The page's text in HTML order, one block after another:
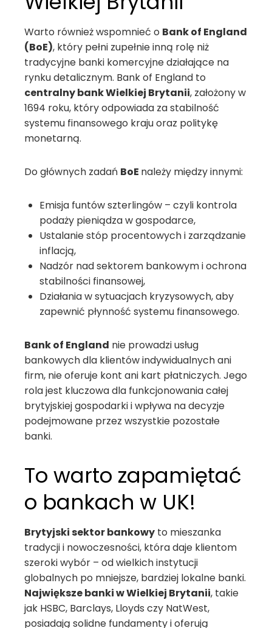
Warto również wspomnieć o Bank of England
(BoE), który pełni zupełnie inną rolę niż
tradycyjne banki komercyjne działające na
rynku detalicznym. Bank of England to
centralny bank Wielkiej Brytanii, założony w
1694 roku, który odpowiada za stabilność
systemu finansowego kraju oraz politykę
monetarną.
Do głównych zadań BoE należy między innymi:
Emisja funtów szterlingów – czyli kontrola
podaży pieniądza w gospodarce,
Ustalanie stóp procentowych i zarządzanie
inflacją,
Nadzór nad sektorem bankowym i ochrona
stabilności finansowej,
Działania w sytuacjach kryzysowych, aby
zapewnić płynność systemu finansowego.
Bank of England nie prowadzi usług
bankowych dla klientów indywidualnych ani
firm, nie oferuje kont ani kart płatniczych. Jego
rola jest kluczowa dla funkcjonowania całej
brytyjskiej gospodarki i wpływa na decyzje
podejmowane przez wszystkie pozostałe
banki.
To warto zapamiętać
o bankach w UK!
Brytyjski sektor bankowy to mieszanka
tradycji i nowoczesności, która daje klientom
szeroki wybór – od wielkich instytucji
globalnych po mniejsze, bardziej lokalne banki.
Największe banki w Wielkiej Brytanii, takie
jak HSBC, Barclays, Lloyds czy NatWest,
posiadają solidne fundamenty i oferują